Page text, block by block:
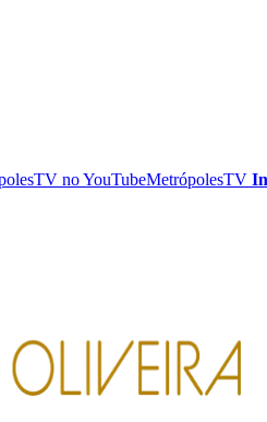
noYouTubeMetrópolesTV